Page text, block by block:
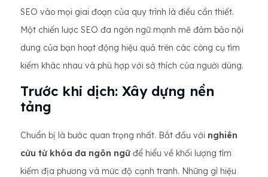
SEO vào mọi giai đoạn của quy trình là điều cần thiết.
Một chiến lược SEO đa ngôn ngữ mạnh mẽ đảm bảo nội
dung của bạn hoạt động hiệu quả trên các công cụ tìm
kiếm khác nhau và phù hợp với sở thích của người dùng.
Trước khi dịch: Xây dựng nền
tảng
Chuẩn bị là bước quan trọng nhất. Bắt đầu với nghiên
cứu từ khóa đa ngôn ngữ để hiểu về khối lượng tìm
kiếm địa phương và mức độ cạnh tranh. Những gì hiệu